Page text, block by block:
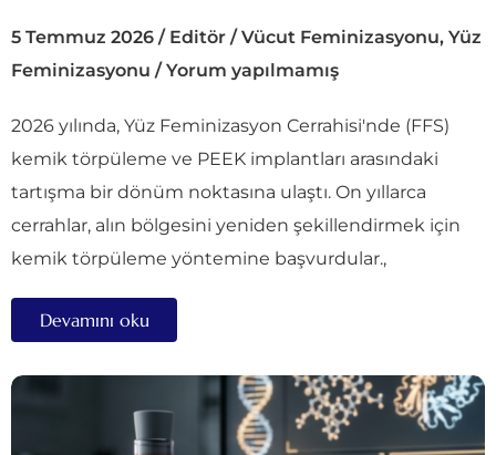
5 Temmuz 2026 / Editör / Vücut Feminizasyonu, Yüz
Feminizasyonu / Yorum yapılmamış
2026 yılında, Yüz Feminizasyon Cerrahisi'nde (FFS)
kemik törpüleme ve PEEK implantları arasındaki
tartışma bir dönüm noktasına ulaştı. On yıllarca
cerrahlar, alın bölgesini yeniden şekillendirmek için
kemik törpüleme yöntemine başvurdular.,
Devamını oku